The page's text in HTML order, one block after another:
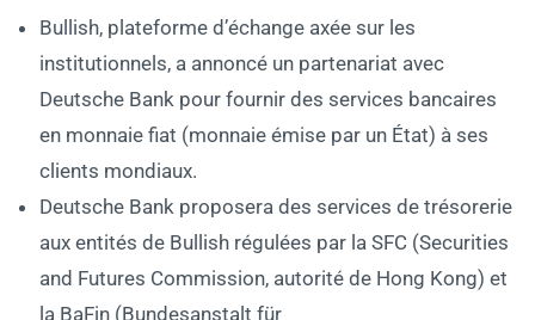
Bullish, plateforme d’échange axée sur les
institutionnels, a annoncé un partenariat avec
Deutsche Bank pour fournir des services bancaires
en monnaie fiat (monnaie émise par un État) à ses
clients mondiaux.
Deutsche Bank proposera des services de trésorerie
aux entités de Bullish régulées par la SFC (Securities
and Futures Commission, autorité de Hong Kong) et
la BaFin (Bundesanstalt für